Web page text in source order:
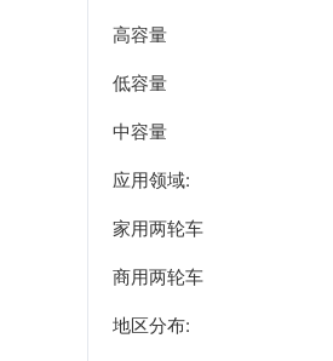
高容量
低容量
中容量
应用领域:
家用两轮车
商用两轮车
地区分布: